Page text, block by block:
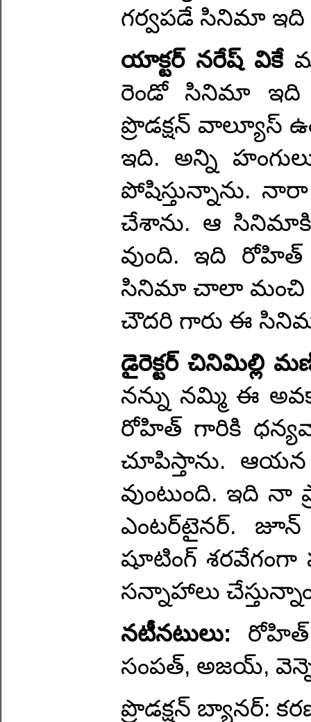
గర్వపడే సినిమా ఇది
యాక్టర్ నరేష్ వికే
రెండో సినిమా ఇది
ప్రొడక్షన్ వాల్యూస్
ఇది. అన్ని
పోషిస్తున్నాను.
చేశాను. ఆ సినిమాకి
వుంది. ఇది రోహిత్
సినిమా చాలా మంచి
చౌదరి గారు ఈ
డైరెక్టర్ చినిమిల్లి
నన్ను నమ్మి ఈ
రోహిత్ గారికి
చూపిస్తాను.
వుంటుంది. ఇది
ఎంటర్‌టైనర్. జూన్
షూటింగ్
సన్నాహాలు
నటీనటులు:
సంపత్, అజయ్,
ప్రొడక్షన్ బ్యానర్: